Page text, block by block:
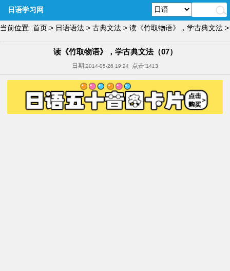
日语学习网
当前位置: 首页 > 日语语法 > 古典文法 > 读《竹取物语》，学古典文法 >
读《竹取物语》，学古典文法（07）
日期:2014-05-26 19:24 点击:1413